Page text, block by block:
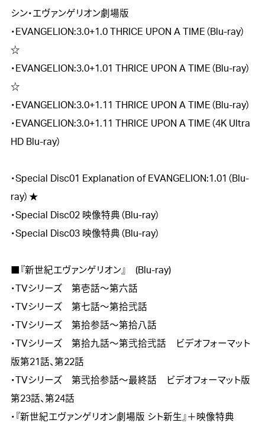
シン・エヴァンゲリオン劇場版
・EVANGELION:3.0+1.0 THRICE UPON A TIME（Blu-ray）
☆
・EVANGELION:3.0+1.01 THRICE UPON A TIME（Blu-ray）
☆
・EVANGELION:3.0+1.11 THRICE UPON A TIME（Blu-ray）
・EVANGELION:3.0+1.11 THRICE UPON A TIME（4K Ultra
HD Blu-ray）
・Special Disc01 Explanation of EVANGELION:1.01（Blu-
ray）★
・Special Disc02 映像特典（Blu-ray）
・Special Disc03 映像特典（Blu-ray）
■『新世紀エヴァンゲリオン』　(Blu-ray)
・TVシリーズ　第壱話～第六話
・TVシリーズ　第七話～第拾弐話
・TVシリーズ　第拾参話～第拾八話
・TVシリーズ　第拾九話～第弐拾弐話　ビデオフォーマット
版第21話、第22話
・TVシリーズ　第弐拾参話～最終話　ビデオフォーマット版
第23話、第24話
・『新世紀エヴァンゲリオン劇場版 シト新生』＋映像特典